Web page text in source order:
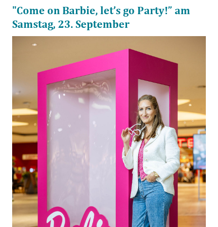
"Come on Barbie, let’s go Party!” am
Samstag, 23. September